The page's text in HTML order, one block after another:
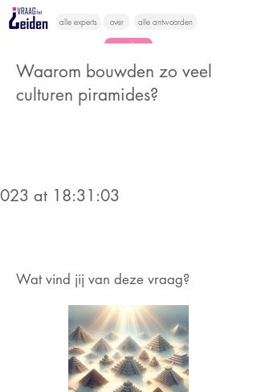
alle experts over alle antwoorden
vragen lessen
Vraag het
Waarom bouwden zo veel
culturen piramides?
at 18:31:03
Wat vind jij van deze vraag?